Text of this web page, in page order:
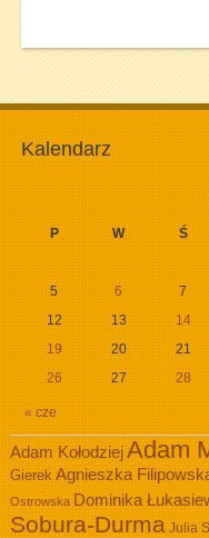
Kalendarz
P W Ś
« cze
5
6 7
12
13 14
19
20 21
26
27 28
Adam KołodziejAdam
Gierek Agnieszka
Ostrowska Dominika
Sobura-Durma Julia